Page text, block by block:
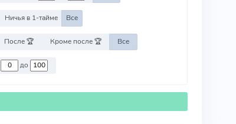
Ничья в 1-тайме Все
После 🏆 Кроме после 🏆 Все
до